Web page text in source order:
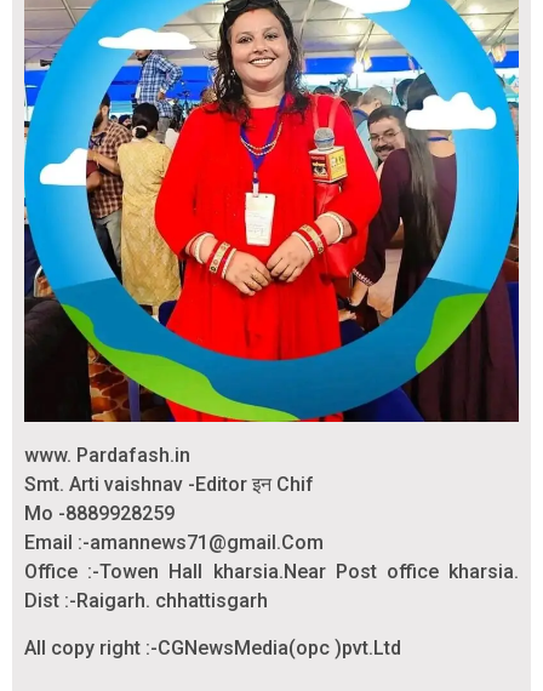
www. Pardafash.in
Smt. Arti vaishnav -Editor इन Chif
Mo -8889928259
Email :-amannews71@gmail.Com
Office :-Towen Hall kharsia.Near Post office kharsia.
Dist :-Raigarh. chhattisgarh
All copy right :-CGNewsMedia(opc )pvt.Ltd